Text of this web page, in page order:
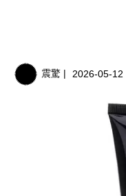
震驚 | 2026-05-12